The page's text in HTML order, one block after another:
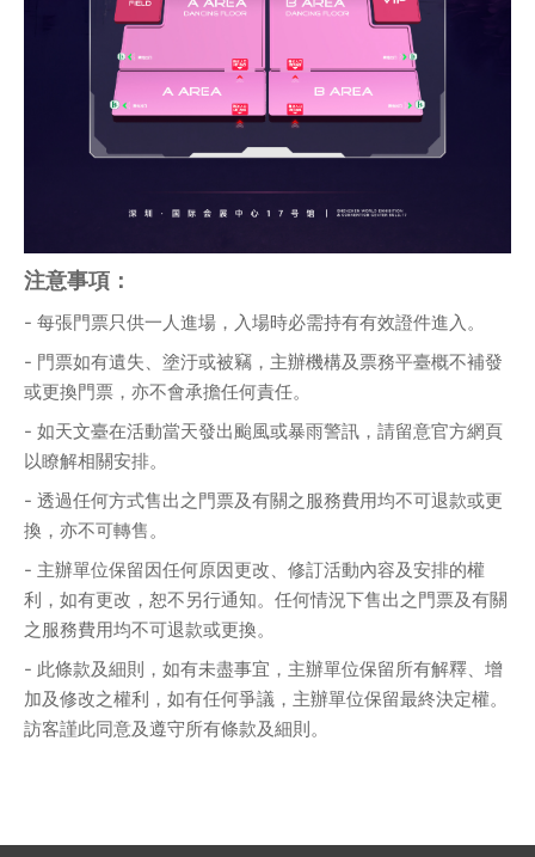
注意事項：
- 每張門票只供一人進場，入場時必需持有有效證件進入。
- 門票如有遺失、塗汙或被竊，主辦機構及票務平臺概不補發
或更換門票，亦不會承擔任何責任。
- 如天文臺在活動當天發出颱風或暴雨警訊，請留意官方網頁
以瞭解相關安排。
- 透過任何方式售出之門票及有關之服務費用均不可退款或更
換，亦不可轉售。
- 主辦單位保留因任何原因更改、修訂活動內容及安排的權
利，如有更改，恕不另行通知。任何情況下售出之門票及有關
之服務費用均不可退款或更換。
- 此條款及細則，如有未盡事宜，主辦單位保留所有解釋、增
加及修改之權利，如有任何爭議，主辦單位保留最終決定權。
訪客謹此同意及遵守所有條款及細則。